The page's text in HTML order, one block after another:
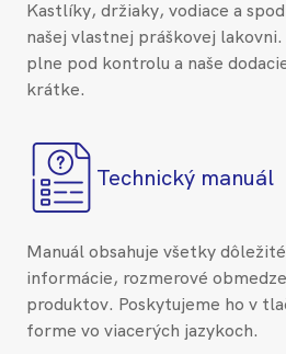
Kastlíky, držiaky, vodiace a
našej vlastnej práškovej
plne pod kontrolu a naše
krátke.
Technický manuál
Manuál obsahuje všetky
informácie, rozmerové
produktov. Poskytujeme ho v
forme vo viacerých jazykoch.